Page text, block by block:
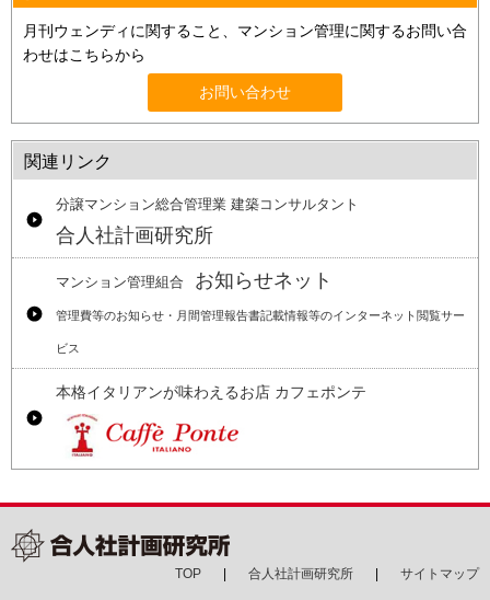
月刊ウェンディに関すること、マンション管理に関するお問い合
わせはこちらから
お問い合わせ
関連リンク
分譲マンション総合管理業 建築コンサルタント
合人社計画研究所
マンション管理組合 お知らせネット
管理費等のお知らせ・月間管理報告書記載情報等のインターネット閲覧サー
ビス
本格イタリアンが味わえるお店 カフェポンテ
TOP 合人社計画研究所 サイトマップ